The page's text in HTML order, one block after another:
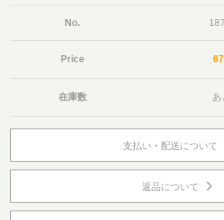
No.
Price
在庫数 あ
支払い・配送について
返品について